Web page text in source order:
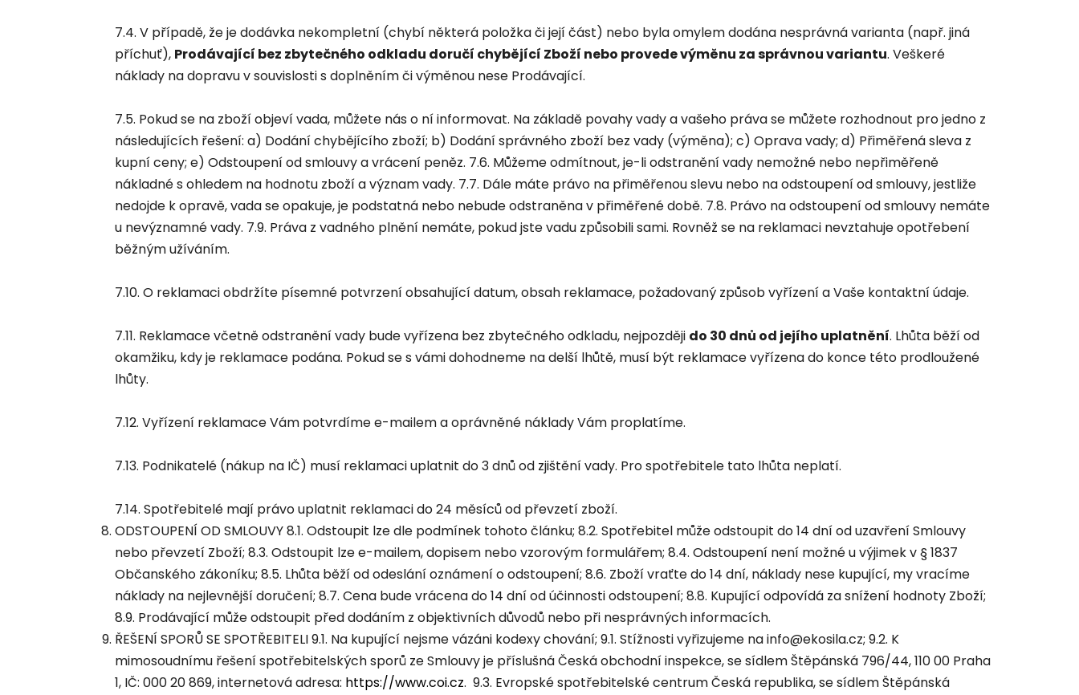
7.4. V případě, že je dodávka nekompletní (chybí některá položka či její část) nebo byla omylem dodána nesprávná varianta (např. jiná
příchuť), Prodávající bez zbytečného odkladu doručí chybějící Zboží nebo provede výměnu za správnou variantu. Veškeré
náklady na dopravu v souvislosti s doplněním či výměnou nese Prodávající.
7.5. Pokud se na zboží objeví vada, můžete nás o ní informovat. Na základě povahy vady a vašeho práva se můžete rozhodnout pro jedno z
následujících řešení: a) Dodání chybějícího zboží; b) Dodání správného zboží bez vady (výměna); c) Oprava vady; d) Přiměřená sleva z
kupní ceny; e) Odstoupení od smlouvy a vrácení peněz. 7.6. Můžeme odmítnout, je-li odstranění vady nemožné nebo nepřiměřeně
nákladné s ohledem na hodnotu zboží a význam vady. 7.7. Dále máte právo na přiměřenou slevu nebo na odstoupení od smlouvy, jestliže
nedojde k opravě, vada se opakuje, je podstatná nebo nebude odstraněna v přiměřené době. 7.8. Právo na odstoupení od smlouvy nemáte
u nevýznamné vady. 7.9. Práva z vadného plnění nemáte, pokud jste vadu způsobili sami. Rovněž se na reklamaci nevztahuje opotřebení
běžným užíváním.
7.10. O reklamaci obdržíte písemné potvrzení obsahující datum, obsah reklamace, požadovaný způsob vyřízení a Vaše kontaktní údaje.
7.11. Reklamace včetně odstranění vady bude vyřízena bez zbytečného odkladu, nejpozději do 30 dnů od jejího uplatnění. Lhůta běží od
okamžiku, kdy je reklamace podána. Pokud se s vámi dohodneme na delší lhůtě, musí být reklamace vyřízena do konce této prodloužené
lhůty.
7.12. Vyřízení reklamace Vám potvrdíme e-mailem a oprávněné náklady Vám proplatíme.
7.13. Podnikatelé (nákup na IČ) musí reklamaci uplatnit do 3 dnů od zjištění vady. Pro spotřebitele tato lhůta neplatí.
7.14. Spotřebitelé mají právo uplatnit reklamaci do 24 měsíců od převzetí zboží.
ODSTOUPENÍ OD SMLOUVY 8.1. Odstoupit lze dle podmínek tohoto článku; 8.2. Spotřebitel může odstoupit do 14 dní od uzavření Smlouvy
nebo převzetí Zboží; 8.3. Odstoupit lze e-mailem, dopisem nebo vzorovým formulářem; 8.4. Odstoupení není možné u výjimek v § 1837
Občanského zákoníku; 8.5. Lhůta běží od odeslání oznámení o odstoupení; 8.6. Zboží vraťte do 14 dní, náklady nese kupující, my vracíme
náklady na nejlevnější doručení; 8.7. Cena bude vrácena do 14 dní od účinnosti odstoupení; 8.8. Kupující odpovídá za snížení hodnoty Zboží;
8.9. Prodávající může odstoupit před dodáním z objektivních důvodů nebo při nesprávných informacích.
ŘEŠENÍ SPORŮ SE SPOTŘEBITELI 9.1. Na kupující nejsme vázáni kodexy chování; 9.1. Stížnosti vyřizujeme na info@ekosila.cz; 9.2. K
mimosoudnímu řešení spotřebitelských sporů ze Smlouvy je příslušná Česká obchodní inspekce, se sídlem Štěpánská 796/44, 110 00 Praha
1, IČ: 000 20 869, internetová adresa: https://www.coi.cz. 9.3. Evropské spotřebitelské centrum Česká republika, se sídlem Štěpánská